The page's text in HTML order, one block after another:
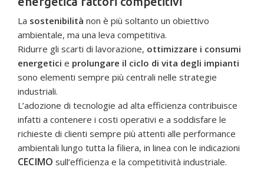
La sostenibilità non è più soltanto un obiettivo
ambientale, ma una leva competitiva.
Ridurre gli scarti di lavorazione, ottimizzare i consumi
energetici e prolungare il ciclo di vita degli impianti
sono elementi sempre più centrali nelle strategie
industriali.
L’adozione di tecnologie ad alta efficienza contribuisce
infatti a contenere i costi operativi e a soddisfare le
richieste di clienti sempre più attenti alle performance
ambientali lungo tutta la filiera, in linea con le indicazioni
CECIMO sull’efficienza e la competitività industriale.